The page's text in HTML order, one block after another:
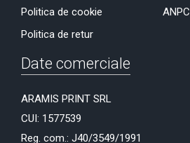
Politica de cookie
Politica de retur
ANPC
Date comerciale
ARAMIS PRINT SRL
CUI: 1577539
Reg. com.: J40/3549/1991